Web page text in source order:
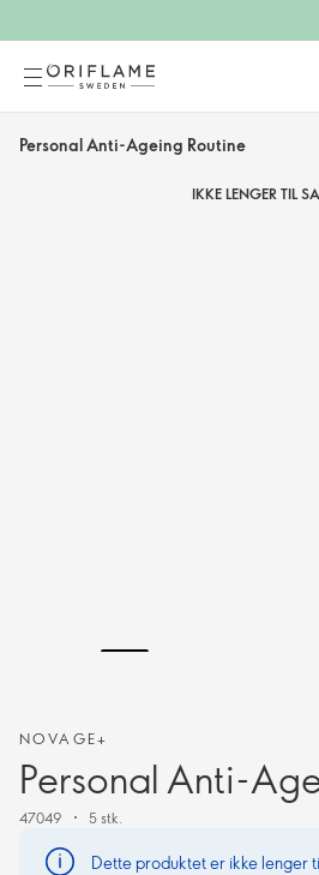
Personal Anti-Ageing Routine
IKKE LENGER TIL
NOVAGE+
Personal Anti-
47049 5 stk.
Dette produktet er ikke lenger